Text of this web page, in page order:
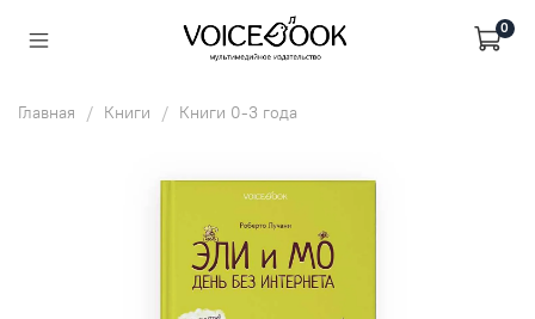
0
Главная Книги Книги 0-3 года